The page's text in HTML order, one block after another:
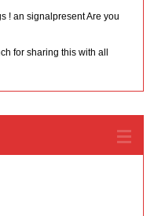
! an signalpresent Are you
for sharing this with all